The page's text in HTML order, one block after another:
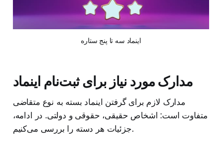
اینماد سه تا پنج ستاره
مدارک مورد نیاز برای ثبت‌نام اینماد
مدارک لازم برای گرفتن اینماد بسته به نوع متقاضی
متفاوت است: اشخاص حقیقی، حقوقی و دولتی. در ادامه،
جزئیات هر دسته را بررسی می‌کنیم.